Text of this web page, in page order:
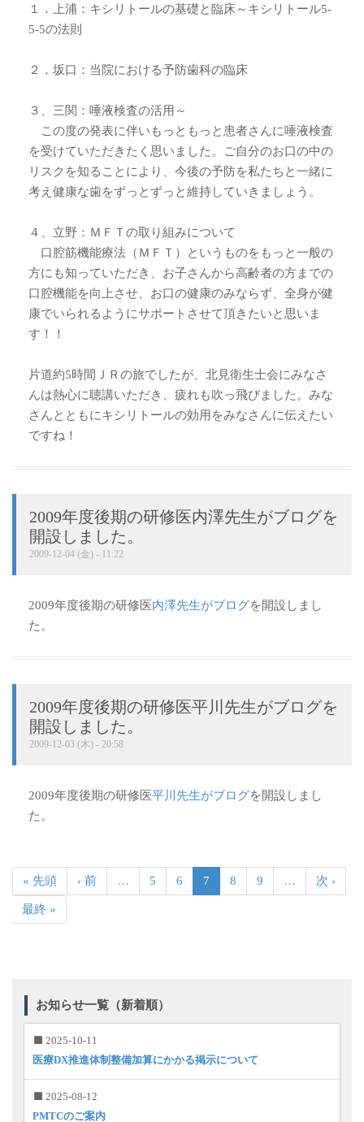
１．上浦：キシリトールの基礎と臨床～キシリトール5-
5-5の法則
２．坂口：当院における予防歯科の臨床
３、三関：唾液検査の活用～
この度の発表に伴いもっともっと患者さんに唾液検査
を受けていただきたく思いました。ご自分のお口の中の
リスクを知ることにより、今後の予防を私たちと一緒に
考え健康な歯をずっとずっと維持していきましょう。
４、立野：ＭＦＴの取り組みについて
口腔筋機能療法（ＭＦＴ）というものをもっと一般の
方にも知っていただき、お子さんから高齢者の方までの
口腔機能を向上させ、お口の健康のみならず、全身が健
康でいられるようにサポートさせて頂きたいと思いま
す！！
片道約5時間ＪＲの旅でしたが、北見衛生士会にみなさ
んは熱心に聴講いただき、疲れも吹っ飛びました。みな
さんとともにキシリトールの効用をみなさんに伝えたい
ですね！
2009年度後期の研修医内澤先生がブログを
開設しました。
2009-12-04 (金) - 11:22
2009年度後期の研修医内澤先生がブログを開設しまし
た。
2009年度後期の研修医平川先生がブログを
開設しました。
2009-12-03 (木) - 20:58
2009年度後期の研修医平川先生がブログを開設しまし
た。
« 先頭 ‹ 前 … 5 6 7 8 9 … 次 ›
最終 »
お知らせ一覧（新着順）
2025-10-11
医療DX推進体制整備加算にかかる掲示について
2025-08-12
PMTCのご案内